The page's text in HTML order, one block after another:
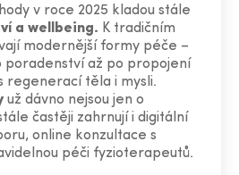
v roce 2025 kladou stále
a wellbeing. K tradičním
modernější formy péče –
poradenství až po propojení
regenerací těla i mysli.
už dávno nejsou jen o
častěji zahrnují i digitální
online konzultace s
péči fyzioterapeutů.